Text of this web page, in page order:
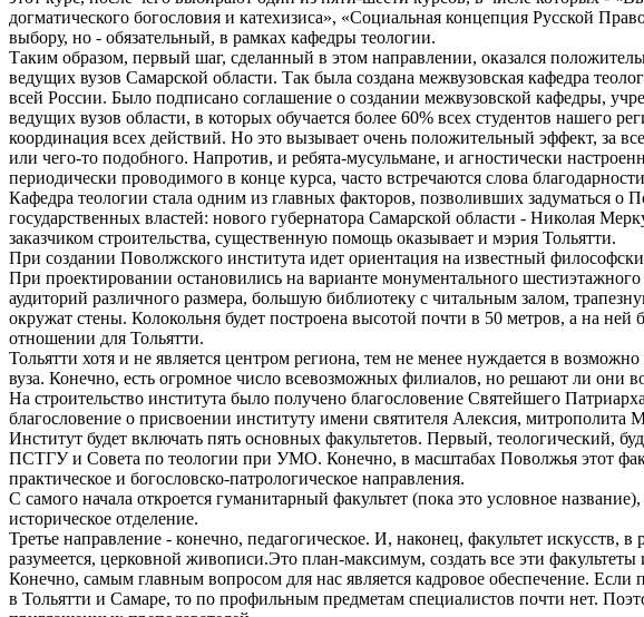
догматического богословия и катехизиса», «Социальная концепция Русской
выбору, но - обязательный, в рамках кафедры теологии.
Таким образом, первый шаг, сделанный в этом направлении, оказался
ведущих вузов Самарской области. Так была создана межвузовская кафедра
всей России. Было подписано соглашение о создании межвузовской кафедры,
ведущих вузов области, в которых обучается более 60% всех студентов нашего
координация всех действий. Но это вызывает очень положительный эффект, за
или чего-то подобного. Напротив, и ребята-мусульмане, и агностически
периодически проводимого в конце курса, часто встречаются слова
Кафедра теологии стала одним из главных факторов, позволивших задуматься
государственных властей: нового губернатора Самарской области - Николая
заказчиком строительства, существенную помощь оказывает и мэрия Тольятти.
При создании Поволжского института идет ориентация на известный
При проектировании остановились на варианте монументального
аудиторий различного размера, большую библиотеку с читальным залом,
окружат стены. Колокольня будет построена высотой почти в 50 метров, а на
отношении для Тольятти.
Тольятти хотя и не является центром региона, тем не менее нуждается в
вуза. Конечно, есть огромное число всевозможных филиалов, но решают ли они
На строительство института было получено благословение Святейшего
благословение о присвоении институту имени святителя Алексия, митрополита
Институт будет включать пять основных факультетов. Первый, теологический,
ПСТГУ и Совета по теологии при УМО. Конечно, в масштабах Поволжья этот
практическое и богословско-патрологическое направления.
С самого начала откроется гуманитарный факультет (пока это условное
историческое отделение.
Третье направление - конечно, педагогическое. И, наконец, факультет искусств,
разумеется, церковной живописи.Это план-максимум, создать все эти факультеты
Конечно, самым главным вопросом для нас является кадровое обеспечение.
в Тольятти и Самаре, то по профильным предметам специалистов почти нет.